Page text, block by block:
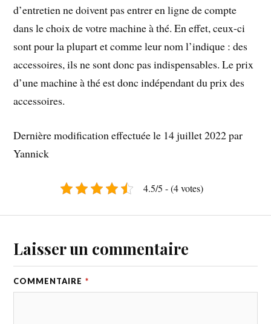
d’entretien ne doivent pas entrer en ligne de compte
dans le choix de votre machine à thé. En effet, ceux-ci
sont pour la plupart et comme leur nom l’indique : des
accessoires, ils ne sont donc pas indispensables. Le prix
d’une machine à thé est donc indépendant du prix des
accessoires.
Dernière modification effectuée le 14 juillet 2022 par
Yannick
4.5/5 - (4 votes)
Laisser un commentaire
COMMENTAIRE *